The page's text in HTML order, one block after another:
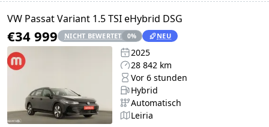
VW Passat Variant 1.5 TSI eHybrid DSG
€34 999 NICHT BEWERTET 0% NEU
2025
28 842 km
Vor 6 stunden
Hybrid
Automatisch
Leiria